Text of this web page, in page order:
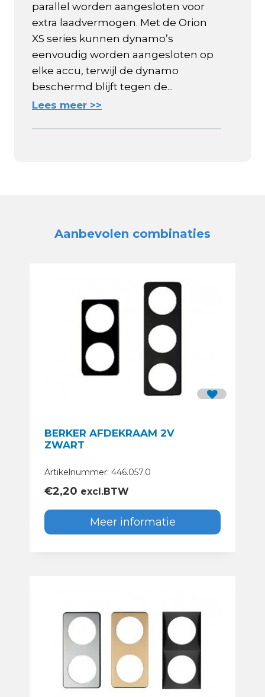
parallel worden aangesloten voor
extra laadvermogen. Met de Orion
XS series kunnen dynamo’s
eenvoudig worden aangesloten op
elke accu, terwijl de dynamo
beschermd blijft tegen de...
Lees meer >>
Aanbevolen combinaties
BERKER AFDEKRAAM 2V
ZWART
Artikelnummer: 446.057.0
€2,20 excl.BTW
Meer informatie